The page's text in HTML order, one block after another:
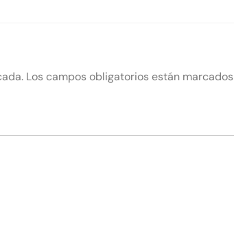
Los campos obligatorios están marcados